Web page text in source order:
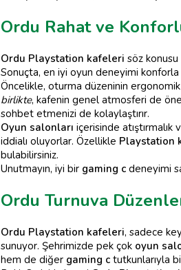
Ordu Rahat ve
Ordu Playstation kafeleri söz
Sonuçta, en iyi oyun deneyimi
Öncelikle, oturma düzeninin
birlikte, kafenin genel atmosferi de
sohbet etmenizi de kolaylaştırır.
Oyun salonları içerisinde
iddialı oluyorlar. Özellikle Playstation
bulabilirsiniz.
Unutmayın, iyi bir gaming c deneyimi
Ordu Turnuva
Ordu Playstation kafeleri, sadece
sunuyor. Şehrimizde pek çok oyun
hem de diğer gaming c tutkunlarıyla